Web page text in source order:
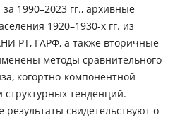
1990–2023 гг., архивные
1920–1930-х гг. из
РТ, ГАРФ, а также вторичные
методы сравнительного
когортно-компонентной
тенденций.
результаты свидетельствуют о